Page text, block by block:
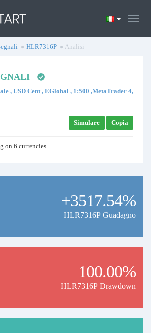
HLR7316P Analisi
, USD Cent , EGlobal , 1:500 ,MetaTrader 4,
Simulare Copia
on 6 currencies
+3517.54%
HLR7316P Guadagno
100.00%
HLR7316P Drawdown